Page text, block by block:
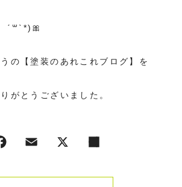
の【塗装のあれこれブログ】を
がとうございました。